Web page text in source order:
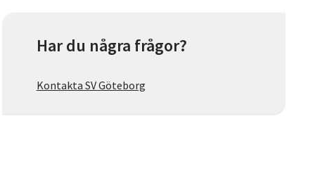
Har du några frågor?
Kontakta SV Göteborg